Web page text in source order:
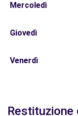
Mercoledì
Giovedì
Venerdì
Restituzione